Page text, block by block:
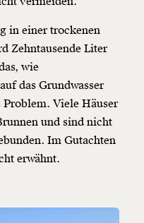
in einer trockenen
Zehntausende Liter
wie
das Grundwasser
Problem. Viele Häuser
und sind nicht
Im Gutachten
erwähnt.